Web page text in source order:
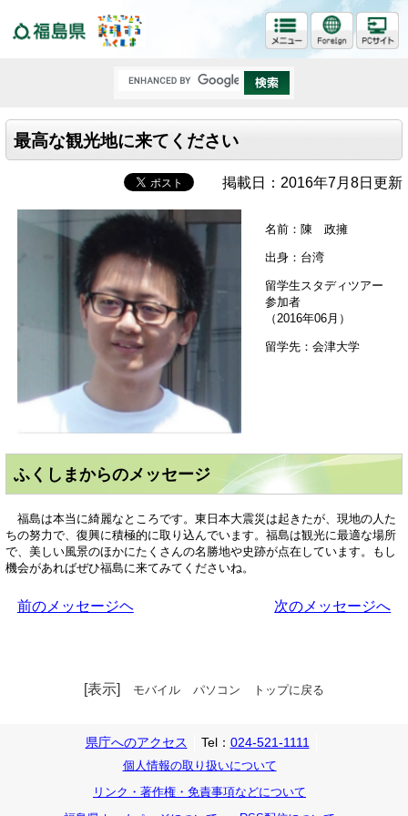
最高な観光地に来てください
掲載日：2016年7月8日更新
名前：陳 政擁
出身：台湾
留学生スタディツアー
参加者
（2016年06月）
留学先：会津大学
ふくしまからのメッセージ
福島は本当に綺麗なところです。東日本大震災は起きたが、現地の人た
ちの努力で、復興に積極的に取り込んでいます。福島は観光に最適な場所
で、美しい風景のほかにたくさんの名勝地や史跡が点在しています。もし
機会があればぜひ福島に来てみてくださいね。
前のメッセージヘ 次のメッセージへ
[表示] モバイル パソコン トップに戻る
県庁へのアクセス Tel： 024-521-1111
個人情報の取り扱いについて
リンク・著作権・免責事項などについて